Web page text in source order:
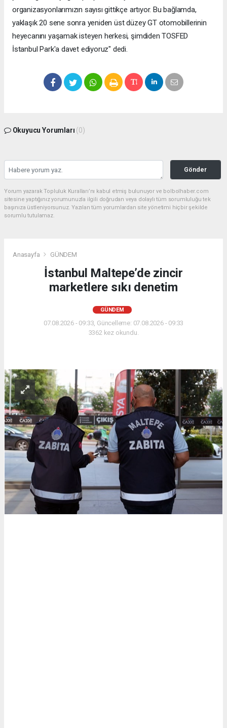
organizasyonlarımızın sayısı gittikçe artıyor. Bu bağlamda,
yaklaşık 20 sene sonra yeniden üst düzey GT otomobillerinin
heyecanını yaşamak isteyen herkesi, şimdiden TOSFED
İstanbul Park'a davet ediyoruz" dedi.
Okuyucu Yorumları (0)
Gönder
Yorum yazarak Topluluk Kuralları’nı kabul etmiş bulunuyor ve bolbolhaber.com
sitesine yaptığınız yorumunuzla ilgili doğrudan veya dolaylı tüm sorumluluğu tek
başınıza üstleniyorsunuz. Yazılan tüm yorumlardan site yönetimi hiçbir şekilde
sorumlu tutulamaz.
Anasayfa GÜNDEM
İstanbul Maltepe’de zincir
marketlere sıkı denetim
GÜNDEM
07.08.2026 - 09:33, Güncelleme: 07.08.2026 - 09:33
3362 kez okundu.